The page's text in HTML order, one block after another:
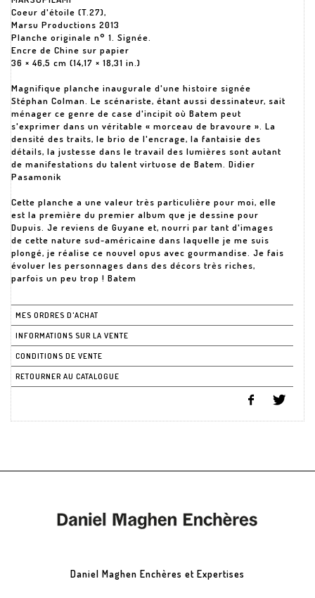
Coeur d'étoile (T.27),
Marsu Productions 2013
Planche originale n° 1. Signée.
Encre de Chine sur papier
36 × 46,5 cm (14,17 × 18,31 in.)
Magnifique planche inaugurale d'une histoire signée
Stéphan Colman. Le scénariste, étant aussi dessinateur, sait
ménager ce genre de case d'incipit où Batem peut
s'exprimer dans un véritable « morceau de bravoure ». La
densité des traits, le brio de l'encrage, la fantaisie des
détails, la justesse dans le travail des lumières sont autant
de manifestations du talent virtuose de Batem. Didier
Pasamonik
Cette planche a une valeur très particulière pour moi, elle
est la première du premier album que je dessine pour
Dupuis. Je reviens de Guyane et, nourri par tant d'images
de cette nature sud-américaine dans laquelle je me suis
plongé, je réalise ce nouvel opus avec gourmandise. Je fais
évoluer les personnages dans des décors très riches,
parfois un peu trop ! Batem
MES ORDRES D'ACHAT
INFORMATIONS SUR LA VENTE
CONDITIONS DE VENTE
RETOURNER AU CATALOGUE
Daniel Maghen Enchères et Expertises